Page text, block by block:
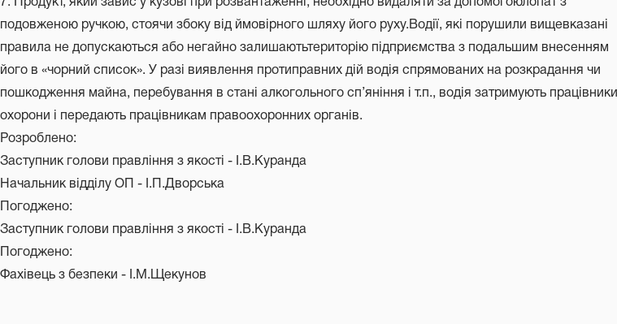
7. Продукт, який завис у кузові при розвантаженні, необхідно видаляти за допомогоюлопат з
подовженою ручкою, стоячи збоку від ймовірного шляху його руху.Водії, які порушили вищевказані
правила не допускаються або негайно залишаютьтериторію підприємства з подальшим внесенням
його в «чорний список». У разі виявлення протиправних дій водія спрямованих на розкрадання чи
пошкодження майна, перебування в стані алкогольного сп’яніння і т.п., водія затримують працівники
охорони і передають працівникам правоохоронних органів.
Розроблено:
Заступник голови правління з якості - І.В.Куранда
Начальник відділу ОП - І.П.Дворська
Погоджено:
Заступник голови правління з якості - І.В.Куранда
Погоджено:
Фахівець з безпеки - І.М.Щекунов